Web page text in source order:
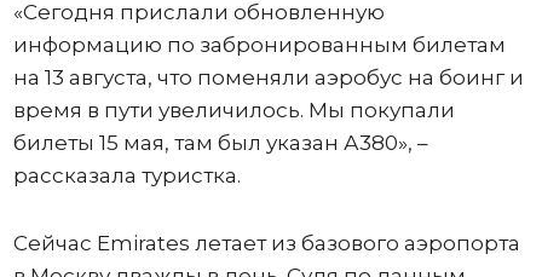
«Сегодня прислали обновленную
информацию по забронированным билетам
на 13 августа, что поменяли аэробус на боинг и
время в пути увеличилось. Мы покупали
билеты 15 мая, там был указан А380», –
рассказала туристка.
Сейчас Emirates летает из базового аэропорта